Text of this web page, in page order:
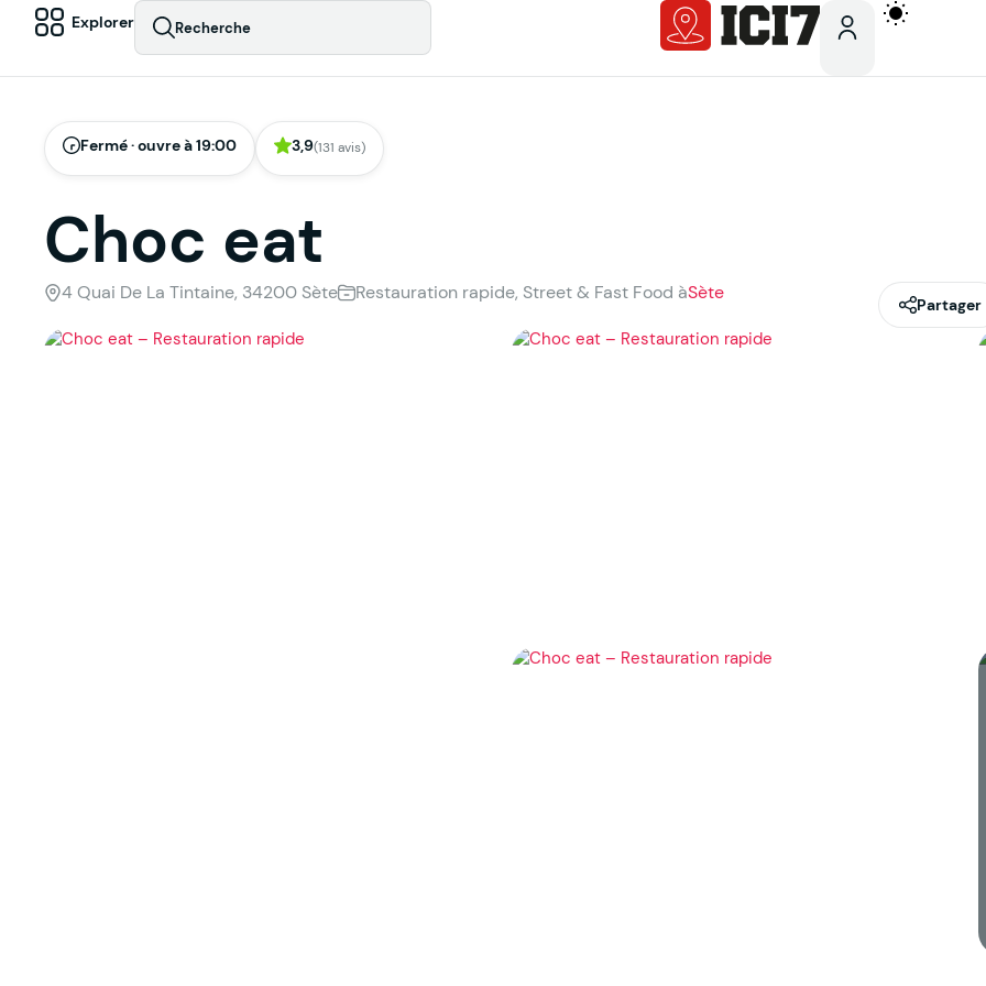
Explorer Recherche
Fermé · ouvre à 19:00 3,9(131 avis)
Choc eat
4 Quai De La Tintaine, 34200 Sète Restauration rapide, Street & Fast Food àSète
Partager